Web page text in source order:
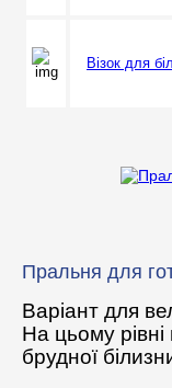
Візок для
Пральня для
Варіант для
На цьому
брудної